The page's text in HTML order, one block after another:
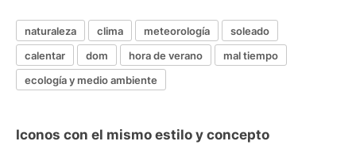
naturaleza clima meteorología
soleado
calentar
dom hora de verano
mal tiempo
ecología y medio ambiente
Iconos con el mismo estilo y concepto